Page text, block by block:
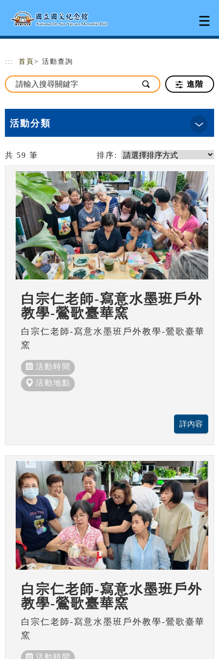
::: 首頁 > 活動查詢
進階
活動分類
共 59 筆 排序:
白宗仁老師-寫意水墨班戶外
教學-鶯歌臺華窯
白宗仁老師-寫意水墨班戶外教學-鶯歌臺華
窯
活動時間
活動地點
白宗仁老師-寫意水墨班戶外
教學-鶯歌臺華窯
白宗仁老師-寫意水墨班戶外教學-鶯歌臺華
窯
活動時間